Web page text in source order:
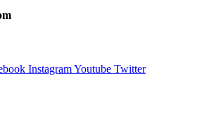
InstagramYoutube Twitter